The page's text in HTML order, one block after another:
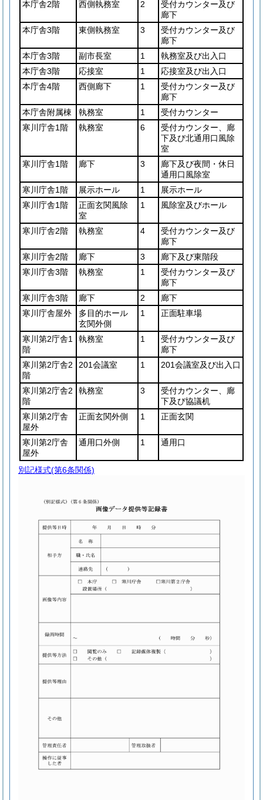
本庁舎2階
西側執務室 2
受付カウンター及び
廊下
本庁舎3階
東側執務室 3
受付カウンター及び
廊下
本庁舎3階
副市長室 1
執務室及び出入口
本庁舎3階
応接室 1
応接室及び出入口
本庁舎4階
西側廊下 1
受付カウンター及び
廊下
本庁舎附属棟
執務室 1
受付カウンター
寒川庁舎1階
執務室 6
受付カウンター、廊
下及び北通用口風除
室
寒川庁舎1階
廊下 3
廊下及び夜間・休日
通用口風除室
寒川庁舎1階
展示ホール 1
展示ホール
寒川庁舎1階
正面玄関風除
室
1 風除室及びホール
寒川庁舎2階 執務室 4
受付カウンター及び
廊下
寒川庁舎2階
廊下 3
廊下及び東階段
寒川庁舎3階
執務室 1
受付カウンター及び
廊下
寒川庁舎3階
廊下 2
廊下
寒川庁舎屋外
多目的ホール
玄関外側
1 正面駐車場
寒川第2庁舎1
階
執務室 1
受付カウンター及び
廊下
寒川第2庁舎2
階
201会議室 1 201会議室及び出入口
寒川第2庁舎2
階
執務室 3
受付カウンター、廊
下及び協議机
寒川第2庁舎
屋外
正面玄関外側 1 正面玄関
寒川第2庁舎
屋外
通用口外側 1 通用口
別記様式(第6条関係)